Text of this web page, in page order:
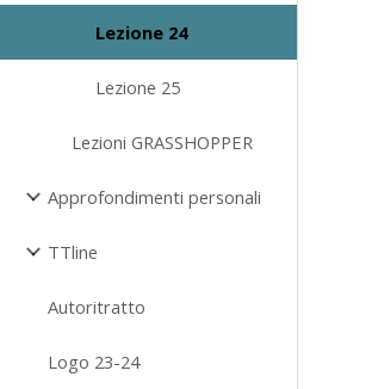
Lezione 24
Lezione 25
Lezioni GRASSHOPPER
Approfondimenti personali
TTline
Autoritratto
Logo 23-24